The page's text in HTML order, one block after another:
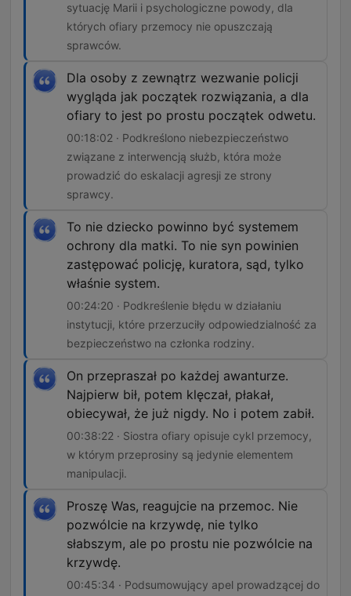
sytuację Marii i psychologiczne powody, dla
których ofiary przemocy nie opuszczają
sprawców.
Dla osoby z zewnątrz wezwanie policji
wygląda jak początek rozwiązania, a dla
ofiary to jest po prostu początek odwetu.
00:18:02 · Podkreślono niebezpieczeństwo
związane z interwencją służb, która może
prowadzić do eskalacji agresji ze strony
sprawcy.
To nie dziecko powinno być systemem
ochrony dla matki. To nie syn powinien
zastępować policję, kuratora, sąd, tylko
właśnie system.
00:24:20 · Podkreślenie błędu w działaniu
instytucji, które przerzuciły odpowiedzialność za
bezpieczeństwo na członka rodziny.
On przepraszał po każdej awanturze.
Najpierw bił, potem klęczał, płakał,
obiecywał, że już nigdy. No i potem zabił.
00:38:22 · Siostra ofiary opisuje cykl przemocy,
w którym przeprosiny są jedynie elementem
manipulacji.
Proszę Was, reagujcie na przemoc. Nie
pozwólcie na krzywdę, nie tylko
słabszym, ale po prostu nie pozwólcie na
krzywdę.
00:45:34 · Podsumowujący apel prowadzącej do